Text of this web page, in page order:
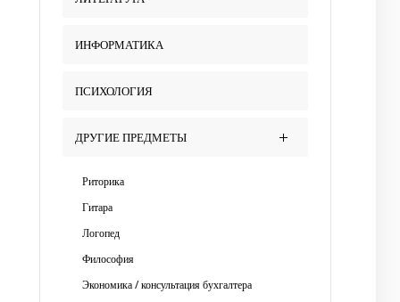
ИНФОРМАТИКА
ПСИХОЛОГИЯ
ДРУГИЕ ПРЕДМЕТЫ
Риторика
Гитара
Логопед
Философия
Экономика / консультация бухгалтера